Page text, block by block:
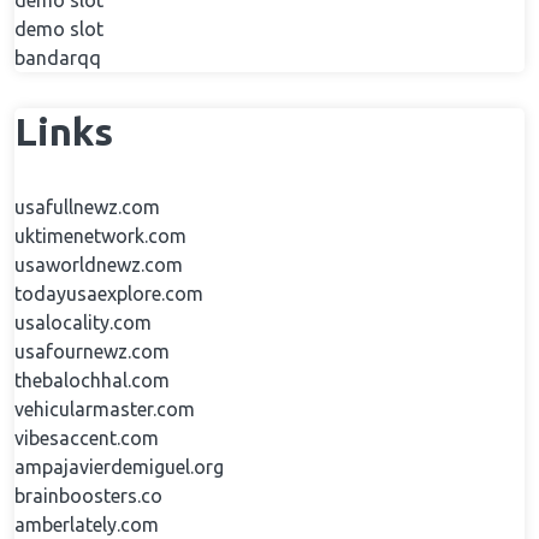
demo slot
bandarqq
Links
usafullnewz.com
uktimenetwork.com
usaworldnewz.com
todayusaexplore.com
usalocality.com
usafournewz.com
thebalochhal.com
vehicularmaster.com
vibesaccent.com
ampajavierdemiguel.org
brainboosters.co
amberlately.com